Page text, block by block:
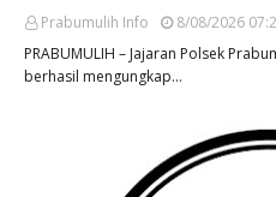
Prabumulih Info
8/08/2026
PRABUMULIH – Jajaran Polsek
berhasil mengungkap…